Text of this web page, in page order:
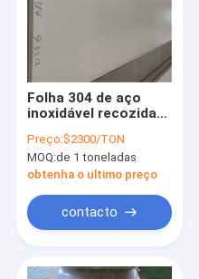
Folha 304 de aço
inoxidável recozida
Preço:$2300/TON
MOQ:de 1 toneladas
obtenha o ultimo preço
contacto